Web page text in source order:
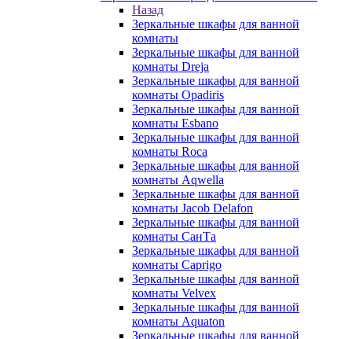
Назад
Зеркальные шкафы для ванной
комнаты
Зеркальные шкафы для ванной
комнаты Dreja
Зеркальные шкафы для ванной
комнаты Opadiris
Зеркальные шкафы для ванной
комнаты Esbano
Зеркальные шкафы для ванной
комнаты Roca
Зеркальные шкафы для ванной
комнаты Aqwella
Зеркальные шкафы для ванной
комнаты Jacob Delafon
Зеркальные шкафы для ванной
комнаты СанТа
Зеркальные шкафы для ванной
комнаты Caprigo
Зеркальные шкафы для ванной
комнаты Velvex
Зеркальные шкафы для ванной
комнаты Aquaton
Зеркальные шкафы для ванной